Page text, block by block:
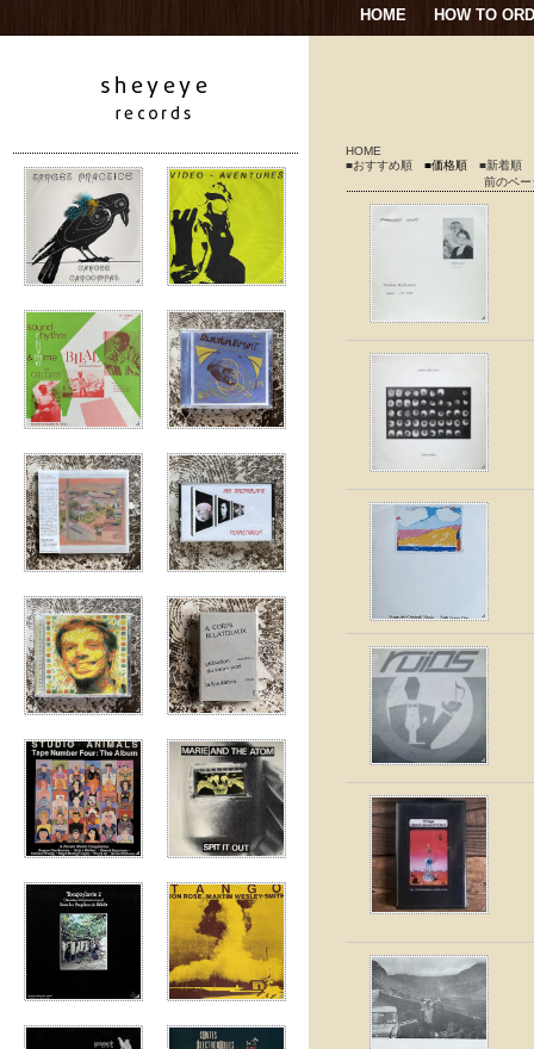
HOME HOW TO
HOME
■おすすめ順
■価格順
■新着順
前のペー